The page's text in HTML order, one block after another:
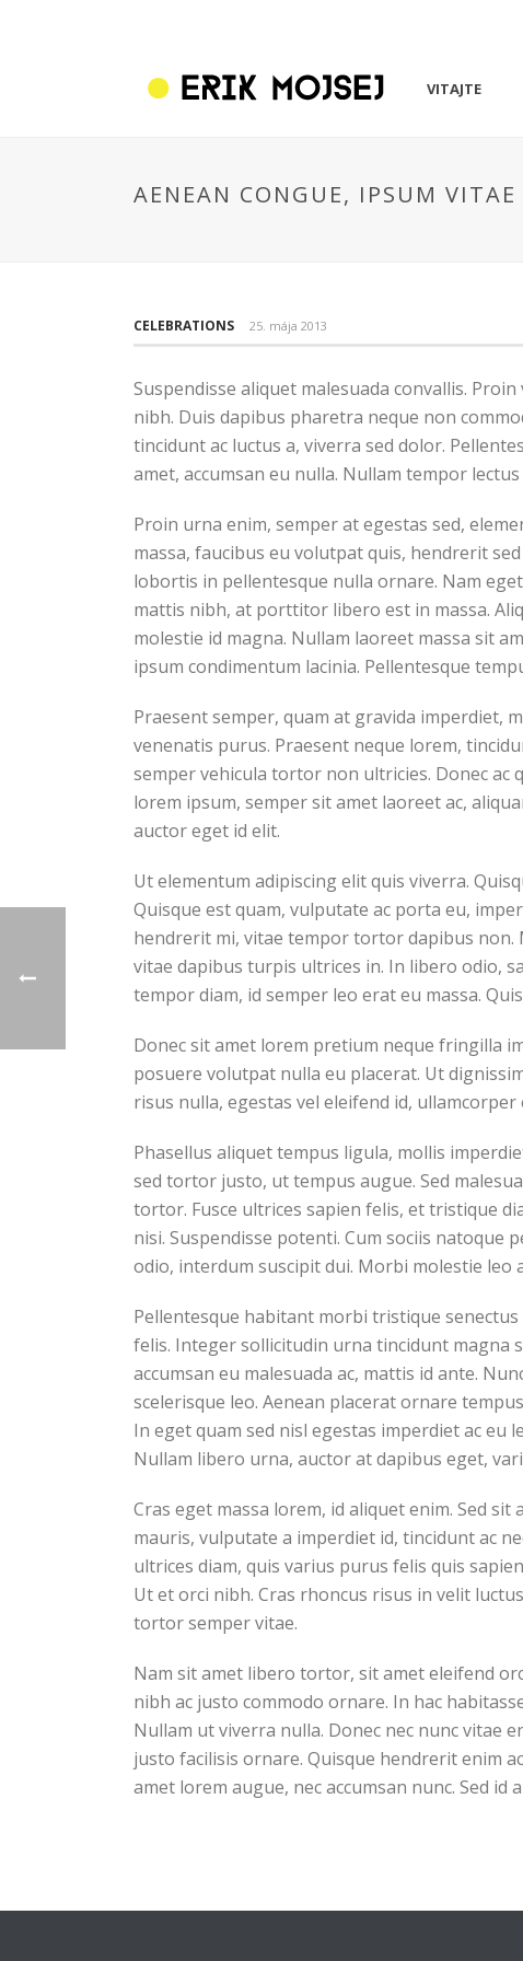
VITAJTE
AENEAN CONGUE, IPSUM
CELEBRATIONS 25. mája 2013
Suspendisse aliquet malesuada convallis.
nibh. Duis dapibus pharetra neque non
tincidunt ac luctus a, viverra sed dolor.
amet, accumsan eu nulla. Nullam tempor
Proin urna enim, semper at egestas sed,
massa, faucibus eu volutpat quis, hendrerit
lobortis in pellentesque nulla ornare. Nam
mattis nibh, at porttitor libero est in massa.
molestie id magna. Nullam laoreet massa sit
ipsum condimentum lacinia. Pellentesque
Praesent semper, quam at gravida imperdiet,
venenatis purus. Praesent neque lorem,
semper vehicula tortor non ultricies. Donec ac
lorem ipsum, semper sit amet laoreet ac,
auctor eget id elit.
Ut elementum adipiscing elit quis viverra.
Quisque est quam, vulputate ac porta eu,
hendrerit mi, vitae tempor tortor dapibus non.
vitae dapibus turpis ultrices in. In libero odio,
tempor diam, id semper leo erat eu massa.
Donec sit amet lorem pretium neque fringilla
posuere volutpat nulla eu placerat. Ut
risus nulla, egestas vel eleifend id, ullamcorper
Phasellus aliquet tempus ligula, mollis
sed tortor justo, ut tempus augue. Sed
tortor. Fusce ultrices sapien felis, et tristique
nisi. Suspendisse potenti. Cum sociis natoque
odio, interdum suscipit dui. Morbi molestie leo
Pellentesque habitant morbi tristique
felis. Integer sollicitudin urna tincidunt magna
accumsan eu malesuada ac, mattis id ante.
scelerisque leo. Aenean placerat ornare
In eget quam sed nisl egestas imperdiet ac
Nullam libero urna, auctor at dapibus eget,
Cras eget massa lorem, id aliquet enim. Sed
mauris, vulputate a imperdiet id, tincidunt ac
ultrices diam, quis varius purus felis quis
Ut et orci nibh. Cras rhoncus risus in velit
tortor semper vitae.
Nam sit amet libero tortor, sit amet eleifend
nibh ac justo commodo ornare. In hac
Nullam ut viverra nulla. Donec nec nunc vitae
justo facilisis ornare. Quisque hendrerit enim
amet lorem augue, nec accumsan nunc. Sed